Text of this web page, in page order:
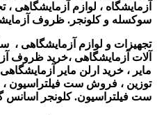
آزمایشگاه ، لوازم آزمایشگاهی
سوکسله و کلونجر. ظروف
تجهیزات و لوازم آزمایشگاهی
آلات آزمایشگاهی ،خرید ظروف
مایر ، خرید ارلن مایر
توزین ، فروش ست فیلتراسیون
ست فیلتراسیون. کلونجر اسانس